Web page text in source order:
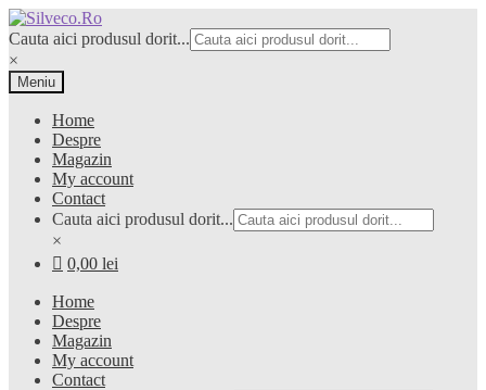
Sari
la
navigare
Sari
la
conținut
Cauta aici produsul dorit...
×
Meniu
Home
Despre
Magazin
My account
Contact
Cauta aici produsul dorit...
×
0,00 lei
Home
Despre
Magazin
My account
Contact